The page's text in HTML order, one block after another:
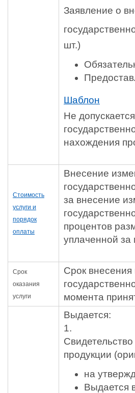
Заявление о
шт.)
Шаблон
Не
нахождения
Стоимость
услуги и
порядок
оплаты
Внесение
за внесение
процентов
уплаченной за
Cрок
оказания
услуги
Срок внесения
момента
Выдается:
1.
продукции
на
Выдается